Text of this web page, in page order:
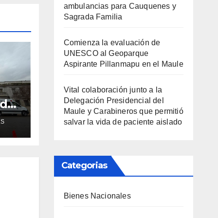
ambulancias para Cauquenes y
Sagrada Familia
Comienza la evaluación de
UNESCO al Geoparque
Aspirante Pillanmapu en el Maule
Vital colaboración junto a la
Delegación Presidencial del
Maule y Carabineros que permitió
salvar la vida de paciente aislado
Categorias
Bienes Nacionales